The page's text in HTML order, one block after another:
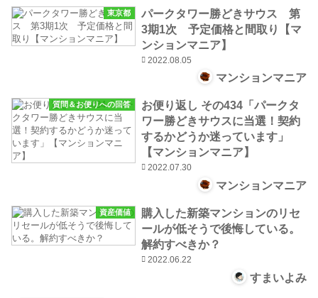
東京都
パークタワー勝どきサウス 第
3期1次 予定価格と間取り【マ
ンションマニア】
2022.08.05
マンションマニア
質問＆お便りへの回答
お便り返し その434「パークタ
ワー勝どきサウスに当選！契約
するかどうか迷っています」
【マンションマニア】
2022.07.30
マンションマニア
資産価値
購入した新築マンションのリセ
ールが低そうで後悔している。
解約すべきか？
2022.06.22
すまいよみ